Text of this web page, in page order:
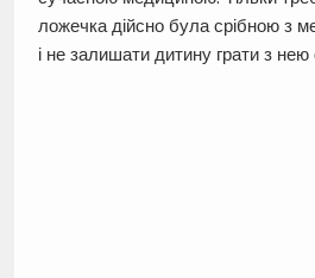
ложечка дійсно була срібною з
і не залишати дитину грати з